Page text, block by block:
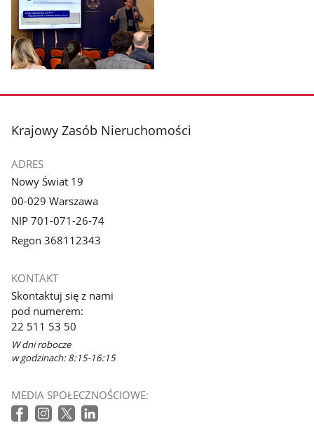
galerii.
zdjęcie
galerii.
stopka
Krajowy Zasób Nieruchomości
ADRES
Nowy Świat 19
00-029 Warszawa
NIP 701-071-26-74
Regon 368112343
KONTAKT
Skontaktuj się z nami
pod numerem:
22 511 53 50
W dni robocze
w godzinach: 8:15-16:15
MEDIA SPOŁECZNOŚCIOWE: